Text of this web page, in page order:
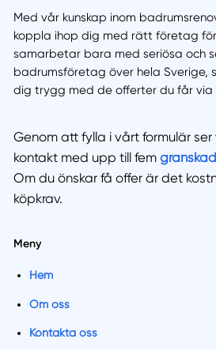
Med vår kunskap inom
koppla ihop dig med rätt företag
samarbetar bara med seriösa och
badrumsföretag över hela Sverige,
dig trygg med de offerter du får via
Genom att fylla i vårt formulär
kontakt med upp till fem
Om du önskar få offer är det
köpkrav.
Meny
Hem
Om oss
Kontakta oss